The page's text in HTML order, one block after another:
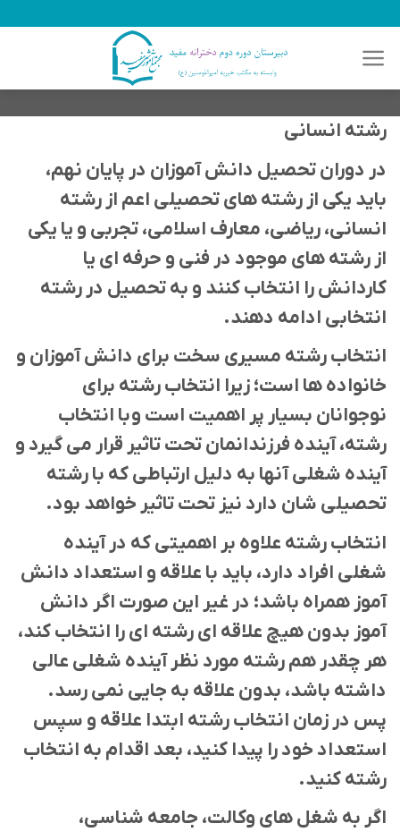
محتوا
رشته انسانی
در دوران تحصیل دانش آموزان در پایان نهم،
باید یکی از رشته های تحصیلی اعم از رشته
انسانی، ریاضی، معارف اسلامی، تجربی و یا یکی
از رشته های موجود در فنی و حرفه ای یا
کاردانش را انتخاب کنند و به تحصیل در رشته
انتخابی ادامه دهند.
انتخاب رشته مسیری سخت برای دانش آموزان و
خانواده ها است؛ زیرا انتخاب رشته برای
نوجوانان بسیار پر اهمیت است وبا انتخاب
رشته، آینده فرزندانمان تحت تاثیر قرار می گیرد و
آینده شغلی آنها به دلیل ارتباطی که با رشته
تحصیلی شان دارد نیز تحت تاثیر خواهد بود.
انتخاب رشته علاوه بر اهمیتی که در آینده
شغلی افراد دارد، باید با علاقه و استعداد دانش
آموز همراه باشد؛ در غیر این صورت اگر دانش
آموز بدون هیچ علاقه ای رشته ای را انتخاب کند،
هر چقدر هم رشته مورد نظر آینده شغلی عالی
داشته باشد، بدون علاقه به جایی نمی رسد.
پس در زمان انتخاب رشته ابتدا علاقه و سپس
استعداد خود را پیدا کنید، بعد اقدام به انتخاب
رشته کنید.
اگر به شغل های وکالت، جامعه شناسی،